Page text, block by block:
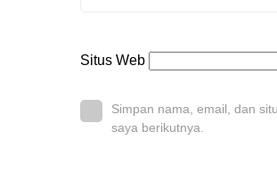
Situs Web
Simpan nama, email, dan
saya berikutnya.